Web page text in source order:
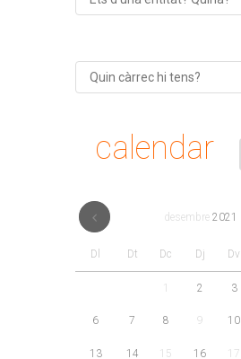
calendar
desembre 2021
Dl Dt Dc Dj Dv
2 3
6 7 8 9 10
13 14 15 16 17